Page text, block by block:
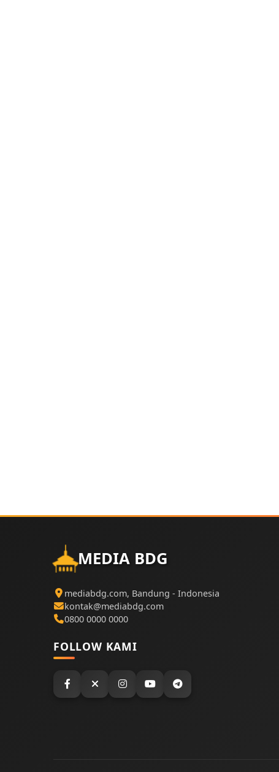
MEDIA BDG
mediabdg.com, Bandung - Indonesia
kontak@mediabdg.com
0800 0000 0000
FOLLOW KAMI